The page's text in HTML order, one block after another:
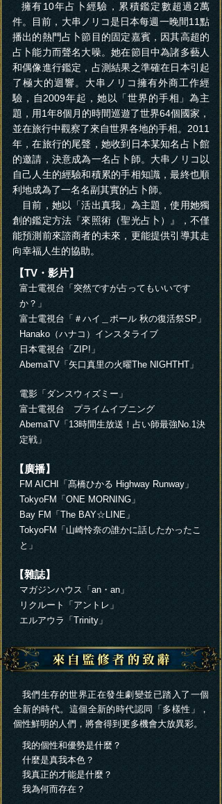
擁有10年占卜經驗，累積鑑定數超過2萬
件。目前，大串ノリコ是日本每週一晚間11點
播出的熱門占卜節目的固定嘉賓，因其高超的
占卜能力而聲名大噪。她在節目中為諸多藝人
和偶像進行鑑定，占測結果之準確在日本引起
了極大的迴響。大串ノリコ擁有外商工作經
驗，自2009年起，她以「世界的手相」為主
題，用1年8個月的時間巡遊了世界64個國家，
並在旅行中觀察了來自世界各地的手相。2011
年，在旅行的尾聲，她收到日本某知名占卜館
的邀請，決意成為一名占卜師。大串ノリコ以
自己人生的經驗和積累的手相知識，最終也順
利地成為了一名名副其實的占卜師。
目前，她以「活出真我」為主題，使用她獨
創的鑑定方法『來照術（聖光占卜）』，不僅
能預測前來諮商者的未來，更能提供引導其走
向幸福人生的協助。
【TV・影片】
富士電視台「突然ですが占ってもいいです
か？」
富士電視台「＃ハイ＿ポール 秋の復活祭SP」
Hanako（ハナコ）インスタライブ
日本電視台「ZIP!」
AbemaTV「矢口真里の火曜The NIGHTHT」
電影「ダンスウィズミー」
富士電視台 プライムイブニング
AbemaTV「13時間生放送！占い師最強No.1決
定戦」
【廣播】
FM AICHI「髙橋ひかる Highway Runway」
TokyoFM「ONE MORNING」
Bay FM「The BAY☆LINE」
TokyoFM「山崎怜奈の誰かに話したかったこ
と」
【雜誌】
マガジンハウス「an・an」
リクルート「アントレ」
エルアウラ「Trinity」
我們生存的世界正在發生劇變並已踏入了一個
全新的時代。這個全新的時代認同「多樣性」，
個性鮮明的人們，將會得到更多機會大放異彩。
我的個性和優勢是什麼？
什麼是真我本色？
我真正的才能是什麼？
我為何而存在？